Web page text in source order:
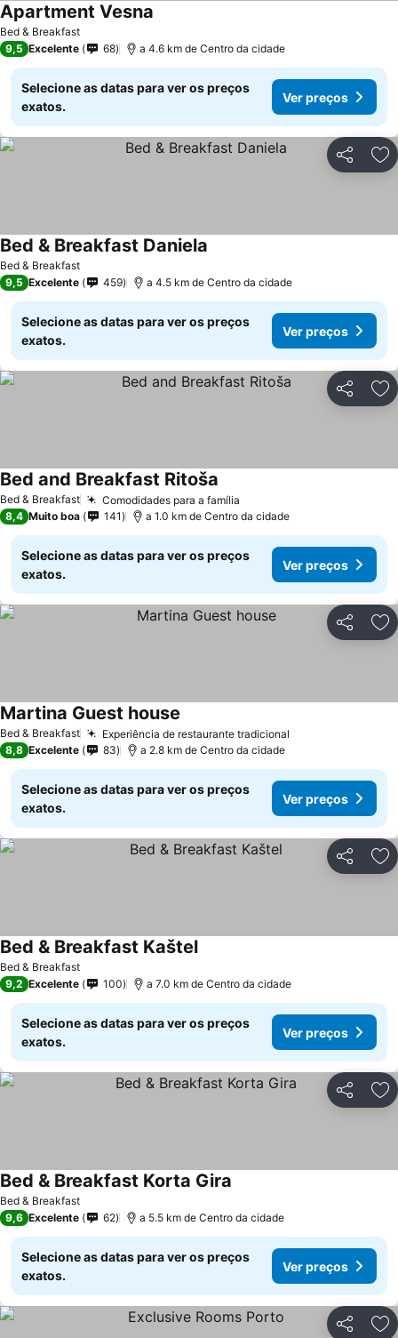
Bed & Breakfast
Apartment Vesna
9,5 Excelente 68 a 4.6 km de Centro da cidade
Selecione as datas para ver os preços
exatos.
Ver preços
Partilhar
Bed & Breakfast
Bed & Breakfast Daniela
9,5 Excelente 459 a 4.5 km de Centro da cidade
Selecione as datas para ver os preços
exatos.
Ver preços
Partilhar
Bed & Breakfast Comodidades para a família
Bed and Breakfast Ritoša
8,4 Muito boa 141 a 1.0 km de Centro da cidade
Selecione as datas para ver os preços
exatos.
Ver preços
Partilhar
Bed & Breakfast Experiência de restaurante tradicional
Martina Guest house
8,8 Excelente 83 a 2.8 km de Centro da cidade
Selecione as datas para ver os preços
exatos.
Ver preços
Partilhar
Bed & Breakfast
Bed & Breakfast Kaštel
9,2 Excelente 100 a 7.0 km de Centro da cidade
Selecione as datas para ver os preços
exatos.
Ver preços
Partilhar
Bed & Breakfast
Bed & Breakfast Korta Gira
9,6 Excelente 62 a 5.5 km de Centro da cidade
Selecione as datas para ver os preços
exatos.
Ver preços
Partilhar